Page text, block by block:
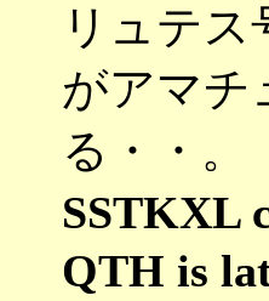
リュテス
がアマチ
る・・。
SSTKXL
QTH is